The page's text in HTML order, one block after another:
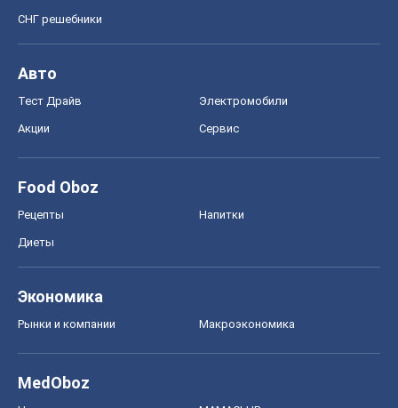
СНГ решебники
Авто
Тест Драйв Электромобили
Акции Сервис
Food Oboz
Рецепты Напитки
Диеты
Экономика
Рынки и компании Mакроэкономика
MedOboz